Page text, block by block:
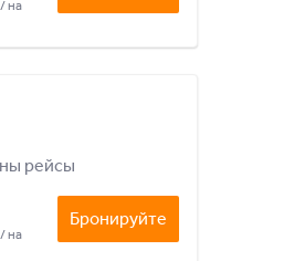
на
рейсы
на
Бронируйте